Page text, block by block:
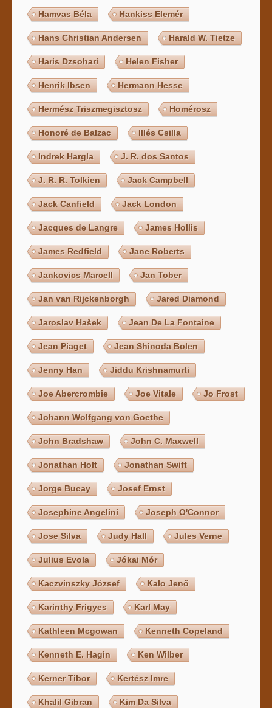
Hamvas Béla Hankiss Elemér
Hans Christian Andersen Harald W. Tietze
Haris Dzsohari Helen Fisher
Henrik Ibsen Hermann Hesse
Hermész Triszmegisztosz Homérosz
Honoré de Balzac Illés Csilla
Indrek Hargla J. R. dos Santos
J. R. R. Tolkien Jack Campbell
Jack Canfield Jack London
Jacques de Langre James Hollis
James Redfield Jane Roberts
Jankovics Marcell Jan Tober
Jan van Rijckenborgh Jared Diamond
Jaroslav Hašek Jean De La Fontaine
Jean Piaget Jean Shinoda Bolen
Jenny Han Jiddu Krishnamurti
Joe Abercrombie Joe Vitale Jo Frost
Johann Wolfgang von Goethe
John Bradshaw John C. Maxwell
Jonathan Holt Jonathan Swift
Jorge Bucay Josef Ernst
Josephine Angelini Joseph O'Connor
Jose Silva Judy Hall Jules Verne
Julius Evola Jókai Mór
Kaczvinszky József Kalo Jenő
Karinthy Frigyes Karl May
Kathleen Mcgowan Kenneth Copeland
Kenneth E. Hagin Ken Wilber
Kerner Tibor Kertész Imre
Khalil Gibran Kim Da Silva